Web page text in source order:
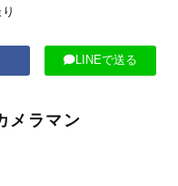
LINEで送る
メラマン